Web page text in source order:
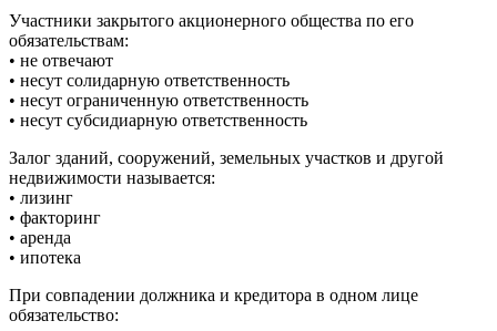
Участники закрытого акционерного общества по его
обязательствам:
• не отвечают
• несут солидарную ответственность
• несут ограниченную ответственность
• несут субсидиарную ответственность
Залог зданий, сооружений, земельных участков и другой
недвижимости называется:
• лизинг
• факторинг
• аренда
• ипотека
При совпадении должника и кредитора в одном лице
обязательство: